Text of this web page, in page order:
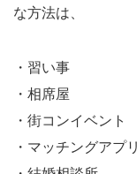
な方法は、
・習い事
・相席屋
・街コンイベント
・マッチングアプリ